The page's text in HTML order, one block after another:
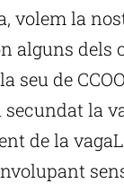
volem la
alguns
seu de
la
de la